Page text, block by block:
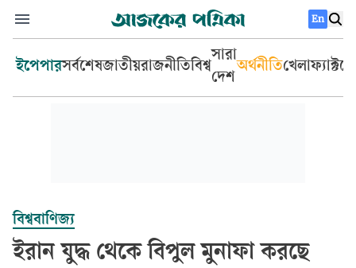
En
ইপেপারসর্বশেষজাতীয়রাজনীতিবিশ্ব
সারা
দেশ
অর্থনীতিখেলা
বিশ্ববাণিজ্য
ইরান যুদ্ধ থেকে বিপুল মুনাফা করছে